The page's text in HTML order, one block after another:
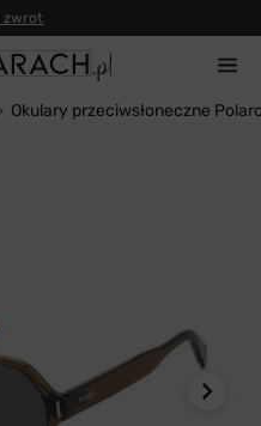
zwrot
Okulary przeciwsłoneczne